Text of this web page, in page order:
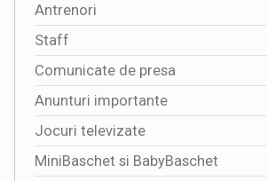
Antrenori
Staff
Comunicate de presa
Anunturi importante
Jocuri televizate
MiniBaschet si BabyBaschet